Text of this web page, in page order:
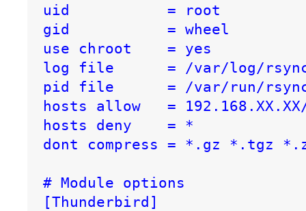
uid           = root
gid           = wheel
use chroot    = yes
log file      = /var/log/
pid file      = /var/run/
hosts allow   =
hosts deny    = *
dont compress = *.gz
# Module options
[Thunderbird]